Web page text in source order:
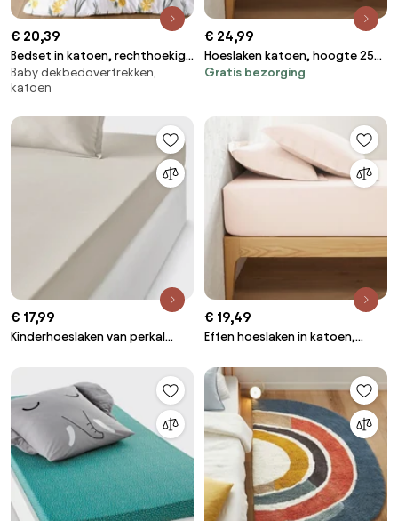
€ 20,39
Bedset in katoen, rechthoekig
kussensloop, Jeanille
Baby dekbedovertrekken,
katoen
€ 24,99
Hoeslaken katoen, hoogte 25
cm, Macha
Gratis bezorging
€ 17,99
Kinderhoeslaken van perkal
€ 19,49
Effen hoeslaken in katoen,